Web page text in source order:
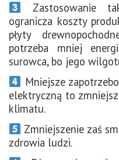
Zastosowanie
ogranicza koszty
płyty
potrzeba mniej
surowca, bo jego
Mniejsze
elektryczną to
klimatu.
Zmniejszenie zaś
zdrowia ludzi.